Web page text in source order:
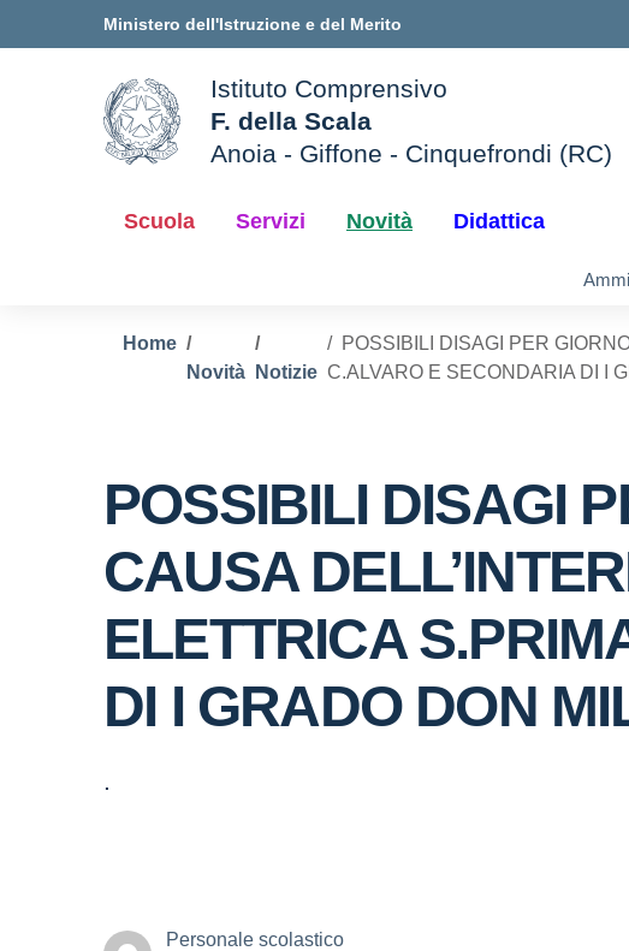
Ministero dell'Istruzione e del Merito
della scuola
Istituto Comprensivo
F. della Scala
Anoia - Giffone - Cinquefrondi (RC)
Scuola Servizi Novità Didattica
Home
Novità
Notizie
POSSIBILI DISAGI PER
C.ALVARO E SECONDARIA DI I
POSSIBILI DISAGI
CAUSA
ELETTRICA
DI I GRADO DON
.
Personale scolastico